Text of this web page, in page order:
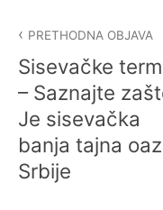
članka
PRETHODNA OBJAVA
Sisevačke
– Saznajte
Je sisevačka
banja tajna
Srbije